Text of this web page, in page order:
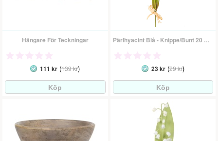
Hängare För Teckningar
111 kr (139 kr)
Pärlhyacint Blå - Knippe/Bunt 20 Cm
23 kr(29 kr)